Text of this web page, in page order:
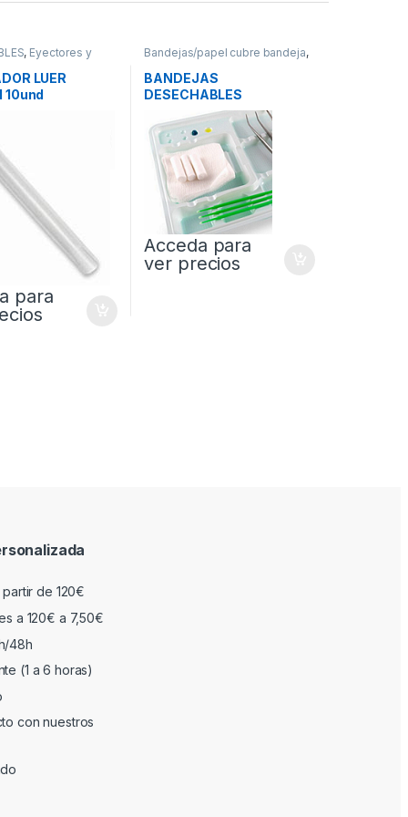
, Eyectores y
LUER
10und
para
Bandejas/papel cubre bandeja,
DESECHABLES
BANDEJAS
DESECHABLES
ECOLOGICAS 28x18cm
400und
Acceda para
ver precios
de 120€
a 120€ a 7,50€
48h
(1 a 6 horas)
con nuestros